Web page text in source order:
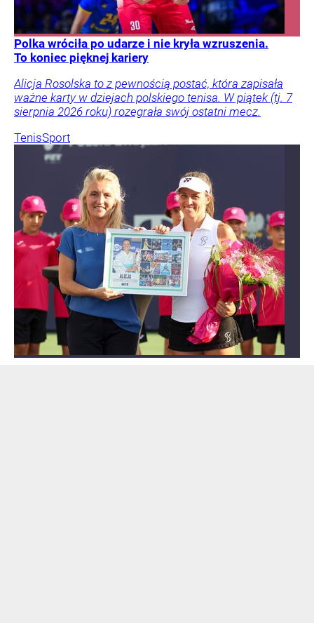
Polka wróciła po udarze i nie kryła wzruszenia.
To koniec pięknej kariery
Alicja Rosolska to z pewnością postać, która zapisała
ważne karty w dziejach polskiego tenisa. W piątek (tj. 7
sierpnia 2026 roku) rozegrała swój ostatni mecz.
TenisSport